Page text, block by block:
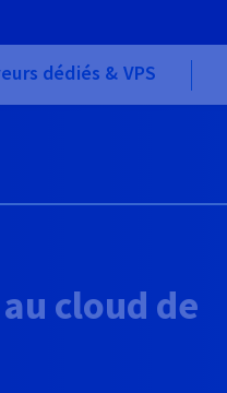
dédiés & VPS
cloud de